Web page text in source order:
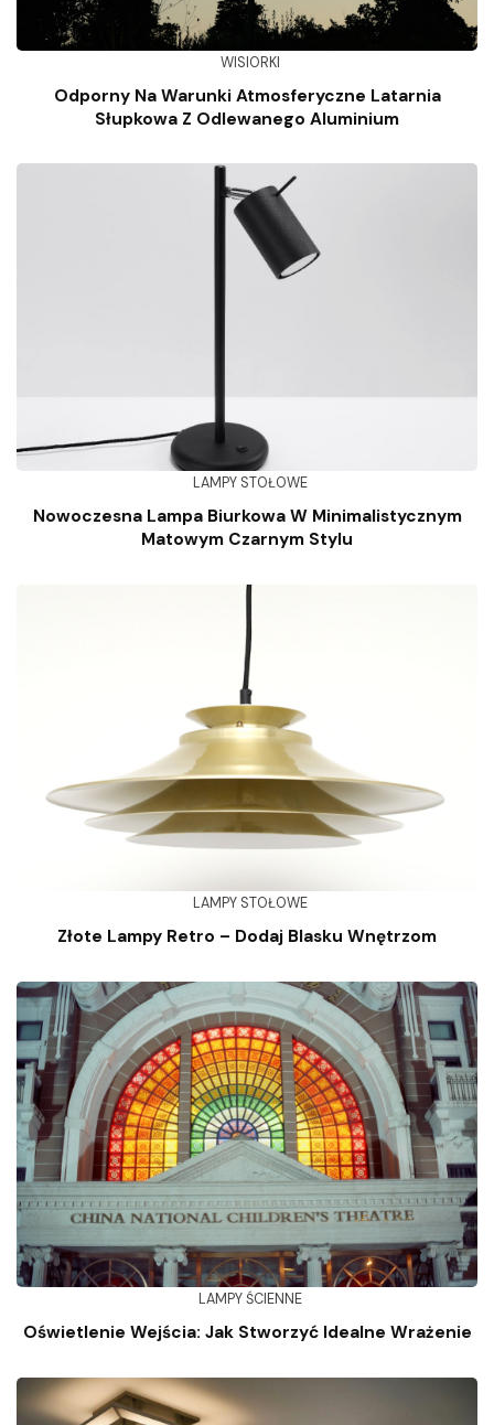
WISIORKI
Odporny Na Warunki Atmosferyczne Latarnia
Słupkowa Z Odlewanego Aluminium
LAMPY STOŁOWE
Nowoczesna Lampa Biurkowa W Minimalistycznym
Matowym Czarnym Stylu
LAMPY STOŁOWE
Złote Lampy Retro – Dodaj Blasku Wnętrzom
LAMPY ŚCIENNE
Oświetlenie Wejścia: Jak Stworzyć Idealne Wrażenie